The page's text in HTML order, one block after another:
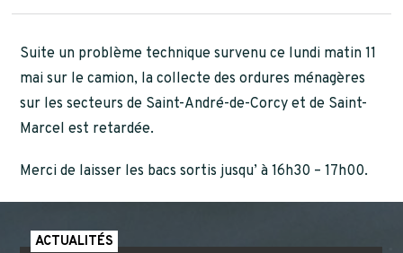
Suite un problème technique survenu ce lundi matin 11
mai sur le camion, la collecte des ordures ménagères
sur les secteurs de Saint-André-de-Corcy et de Saint-
Marcel est retardée.
Merci de laisser les bacs sortis jusqu’ à 16h30 – 17h00.
ACTUALITÉS